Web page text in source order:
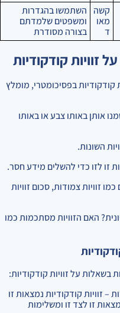
קשה
מאו
ד
השתמשו בהגדרות
ומשפטים שלמדתם
בצורה מסודרת
זוויות קודקודיות
בפסיכומטרי, מומלץ
אותן באותו צבע או באותו
זוויות צמודות, סכום זוויות
האם הזוויות מסתכמות כמו
בשאלות על זוויות קודקודיות:
– זוויות קודקודיות נמצאות זו
זו לצד זו ומשלימות